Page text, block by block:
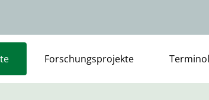
Forschungsprojekte